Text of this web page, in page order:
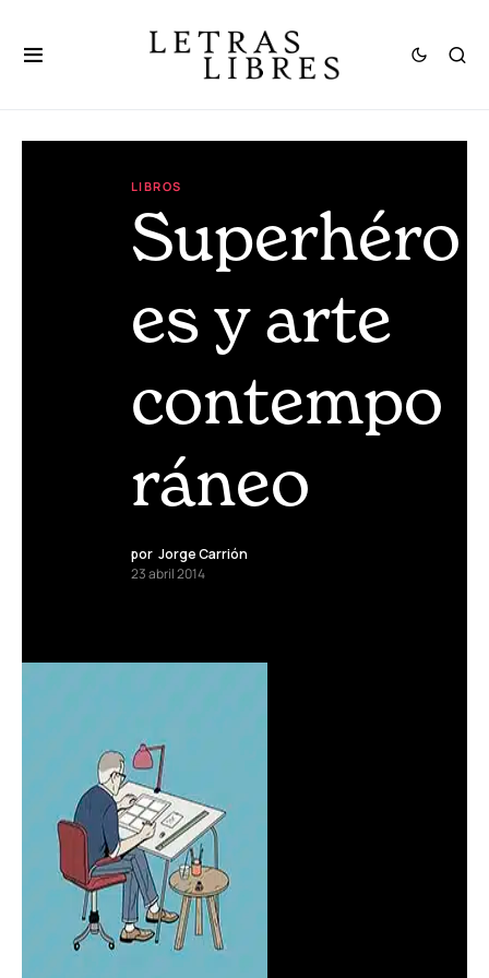
LIBROS
Superhéro
es y arte
contempo
ráneo
por Jorge Carrión
23 abril 2014